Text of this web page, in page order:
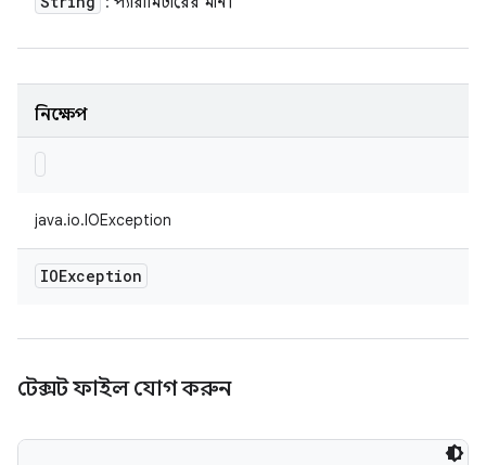
নিক্ষেপ
java.io.IOException
IOException
টেক্সট ফাইল যোগ করুন